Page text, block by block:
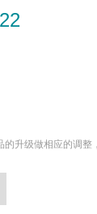
的升级做相应的调